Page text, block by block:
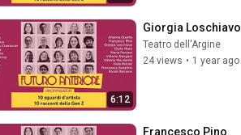
6:12
Giorgia Loschiavo
Teatro dell'Argine
24 views • 1 year ago
Francesco Pino